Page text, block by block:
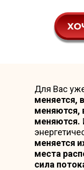
Для Вас
меняется,
меняются,
меняются.
меняется
места
сила